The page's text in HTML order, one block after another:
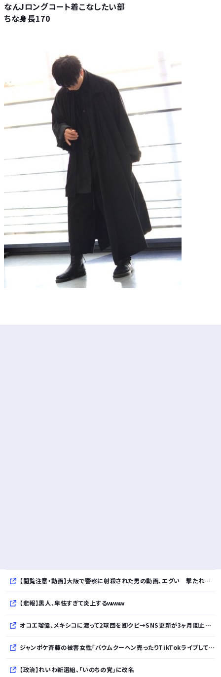
なんJロングコート着こなしたい部
ちな身長170
【閲覧注意・動画】大阪で警察に射殺された男の動画、エグい 撃たれてから叫びながら苦しみもがいて死ぬ
【悲報】黒人、卑怯すぎて炎上するｗｗｗｗ
オコエ瑠偉、メキシコに渡って2球団を即クビ→SNS更新が3ヶ月間止まって消息不明に
ジャンポケ斉藤の被害女性「バウムクーヘン売ったりTikTokライブしててムカついたから示談しなかった」
【政治】れいわ新選組、「いのちの党」に改名